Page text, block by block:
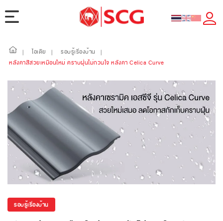
| ไอเดีย | รอบรู้เรื่องบ้าน
|
หลังคาสีสวยเหมือนใหม่ คราบฝุ่นไม่กวนใจ หลังคา Celica Curve
รอบรู้เรื่องบ้าน